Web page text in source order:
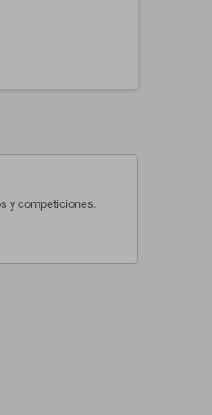
y competiciones.